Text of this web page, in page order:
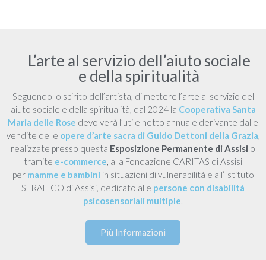
L’arte al servizio dell’aiuto sociale
e della spiritualità
Seguendo lo spirito dell’artista, di mettere l’arte al servizio del
aiuto sociale e della spiritualità, dal 2024 la Cooperativa Santa
Maria delle Rose devolverà l’utile netto annuale derivante dalle
vendite delle opere d’arte sacra di Guido Dettoni della Grazia
realizzate presso questa Esposizione Permanente di Assisi o
tramite e-commerce , alla Fondazione CARITAS di Assisi
per mamme e bambini in situazioni di vulnerabilità e all’Istituto
SERAFICO di Assisi, dedicato alle persone con disabilità
psicosensoriali multiple
Più Informazioni